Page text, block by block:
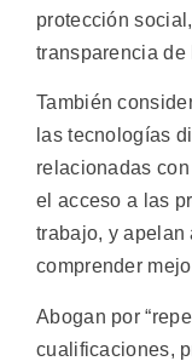
protección
transparencia de
También
las tecnologías
relacionadas
el acceso a las
trabajo, y apelan
comprender
Abogan por
cualificaciones,